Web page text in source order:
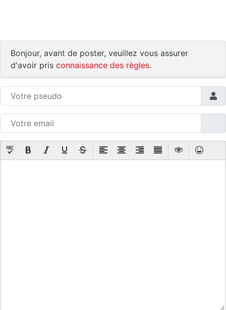
Bonjour, avant de poster, veuillez vous assurer
d'avoir pris connaissance des règles.